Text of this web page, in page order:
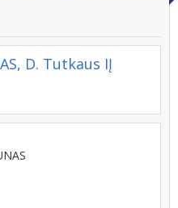
D. Tutkaus IĮ